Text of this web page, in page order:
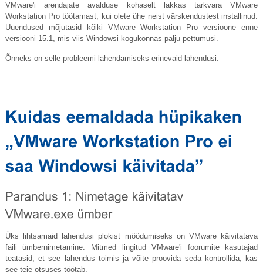
VMware'i arendajate avalduse kohaselt lakkas tarkvara VMware
Workstation Pro töötamast, kui olete ühe neist värskendustest installinud.
Uuendused mõjutasid kõiki VMware Workstation Pro versioone enne
versiooni 15.1, mis viis Windowsi kogukonnas palju pettumusi.
Õnneks on selle probleemi lahendamiseks erinevaid lahendusi.
Üks lihtsamaid lahendusi plokist möödumiseks on VMware käivitatava
faili ümbernimetamine. Mitmed lingitud VMware'i foorumite kasutajad
teatasid, et see lahendus toimis ja võite proovida seda kontrollida, kas
see teie otsuses töötab.